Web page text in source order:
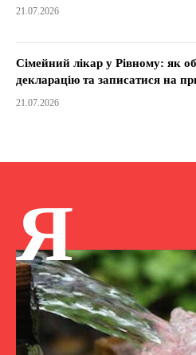
21.07.2026
Сімейний лікар у Рівному: як
декларацію та записатися на
21.07.2026
Я